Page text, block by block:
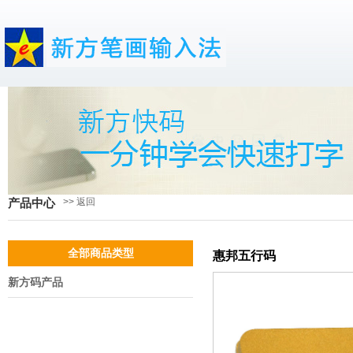
产品中心 >> 返回
全部商品类型
新方码产品
惠邦五行码